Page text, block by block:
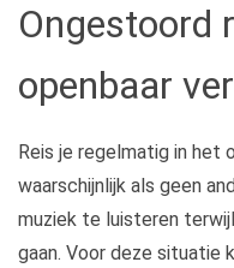
Ongestoord
openbaar
Reis je regelmatig in het
waarschijnlijk als geen
muziek te luisteren
gaan. Voor deze situatie